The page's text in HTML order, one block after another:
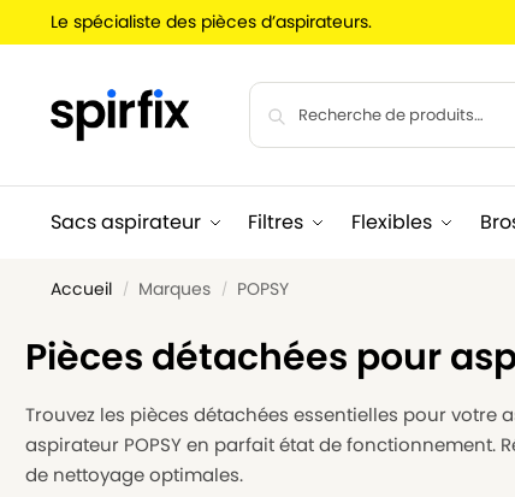
Le spécialiste des pièces d’aspirateurs.
Sacs aspirateur Filtres Flexibles
Accueil / Marques / POPSY
Pièces détachées pour
Trouvez les pièces détachées essentielles pour votre
aspirateur POPSY en parfait état de fonctionnement.
de nettoyage optimales.